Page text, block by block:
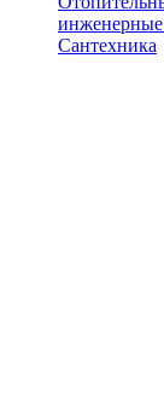
Сантехника